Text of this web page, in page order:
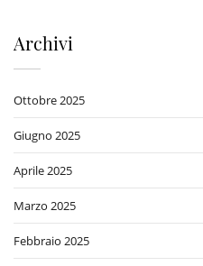
Archivi
Ottobre 2025
Giugno 2025
Aprile 2025
Marzo 2025
Febbraio 2025